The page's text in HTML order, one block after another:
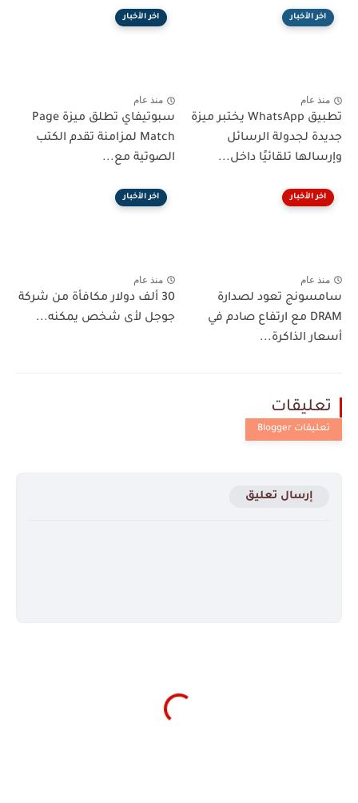
اخر الأخبار
منذ عام
تطبيق WhatsApp يختبر ميزة
جديدة لجدولة الرسائل
وإرسالها تلقائيًا داخل...
اخر الأخبار
منذ عام
سبوتيفاي تطلق ميزة Page
Match لمزامنة تقدم الكتب
الصوتية مع...
اخر الأخبار
منذ عام
سامسونج تعود لصدارة
DRAM مع ارتفاع صادم في
أسعار الذاكرة...
اخر الأخبار
منذ عام
30 ألف دولار مكافأة من شركة
جوجل لأى شخص يمكنه...
تعليقات
إرسال تعليق